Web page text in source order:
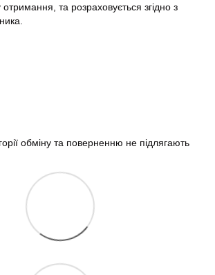
отримання, та розраховується згідно з
обміну та поверненню не підлягають